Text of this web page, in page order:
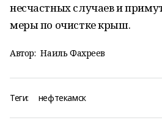
несчастных случаев и
меры по очистке крыш.
Автор: Наиль Фахреев
Теги: нефтекамск